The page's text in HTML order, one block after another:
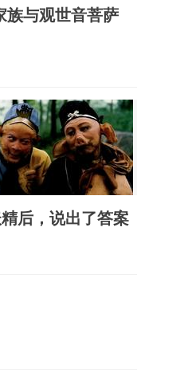
族与观世音菩萨
后，说出了答案